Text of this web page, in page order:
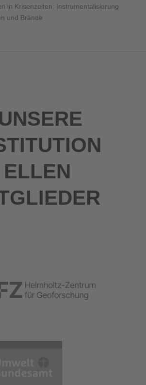
in Krisenzeiten: Instrumentalisierung
und Brände
ELLEN